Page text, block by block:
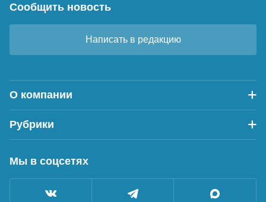
Сообщить новость
Написать в редакцию
О компании
Рубрики
Мы в соцсетях